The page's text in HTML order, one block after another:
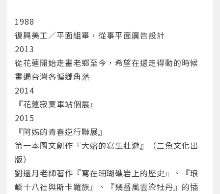
1988
復興美工∕平面組畢，從事平面廣告設計
2013
從花蓮開始走畫老鄉至今，希望在還走得動的時候
畫遍台灣各偏鄉角落
2014
『花蓮寂寞車站個展』
2015
『阿姊的青春逆行聯展』
第一本圖文創作『大嬸的寫生壯遊』（二魚文化出
版）
劉還月老師著作『寫在珊瑚礁岩上的歷史』、『琅
嶠十八社與斯卡羅族』、『幾番風雲染牡丹』的插